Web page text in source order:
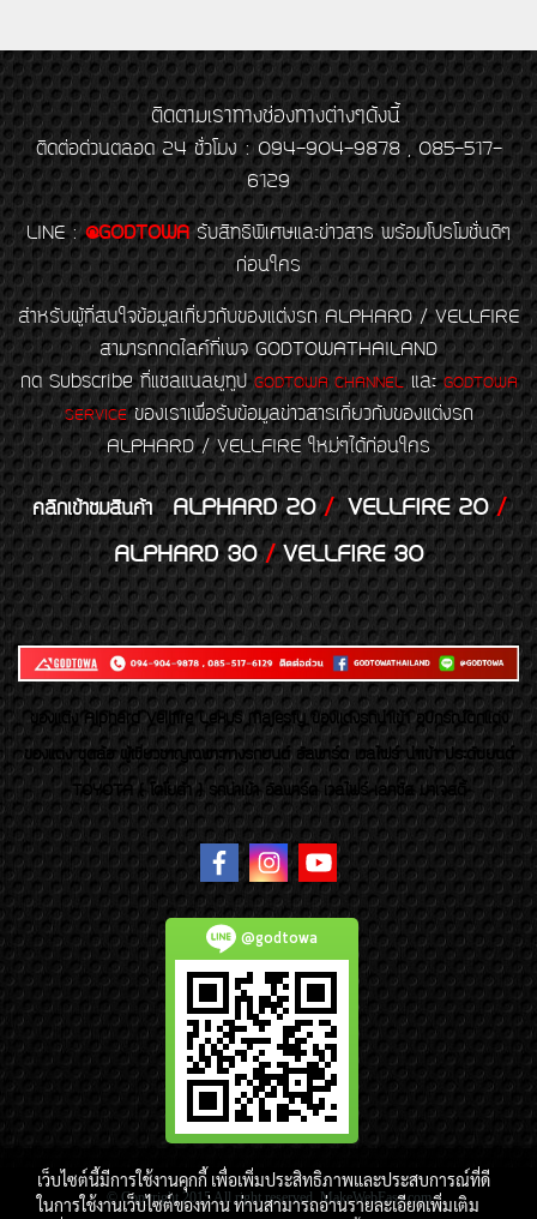
ติดตามเราทางช่องทางต่างๆดังนี้
ติดต่อด่วนตลอด 24 ชั่วโมง : 094-904-9878 , 085-517-
6129
LINE : @GODTOWA รับสิทธิพิเศษและข่าวสาร พร้อมโปรโมชั่นดีๆ
ก่อนใคร
สำหรับผู้ที่สนใจข้อมูลเกี่ยวกับของแต่งรถ ALPHARD / VELLFIRE
สามารถกดไลค์ที่เพจ GODTOWATHAILAND
กด Subscribe ที่แชลแนลยูทูป GODTOWA CHANNELและGODTOWA
SERVICEของเราเพื่อรับข้อมูลข่าวสารเกี่ยวกับของแต่งรถ
ALPHARD / VELLFIRE ใหม่ๆได้ก่อนใคร
คลิกเข้าชมสินค้า ALPHARD 20/VELLFIRE 20/
ALPHARD 30/VELLFIRE 30
ของเเต่ง Alphard Vellfire Lexus Majesty ของเเต่งรถนำเข้า อุปกรณ์ตกแต่ง
ของแต่ง ชุดล้อ ผู้เชี่ยวชาญเฉพาะทางรถยนต์ อัลพาร์ด เวลไฟร์ นำเข้า ประดับยนต์
TOYOTA ( โตโยต้า ) รถนำเข้า อัลพาร์ด เวลไฟร์ เลกซัส มาเจสตี้
@godtowa
© Copyright 2015 All right reserved. MakeWebEasy.com
เว็บไซต์นี้มีการใช้งานคุกกี้ เพื่อเพิ่มประสิทธิภาพและประสบการณ์ที่ดี
ในการใช้งานเว็บไซต์ของท่าน ท่านสามารถอ่านรายละเอียดเพิ่มเติม